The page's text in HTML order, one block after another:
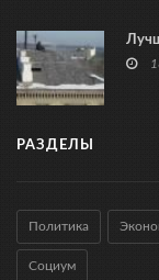
РАЗДЕЛЫ
Политика
Социум